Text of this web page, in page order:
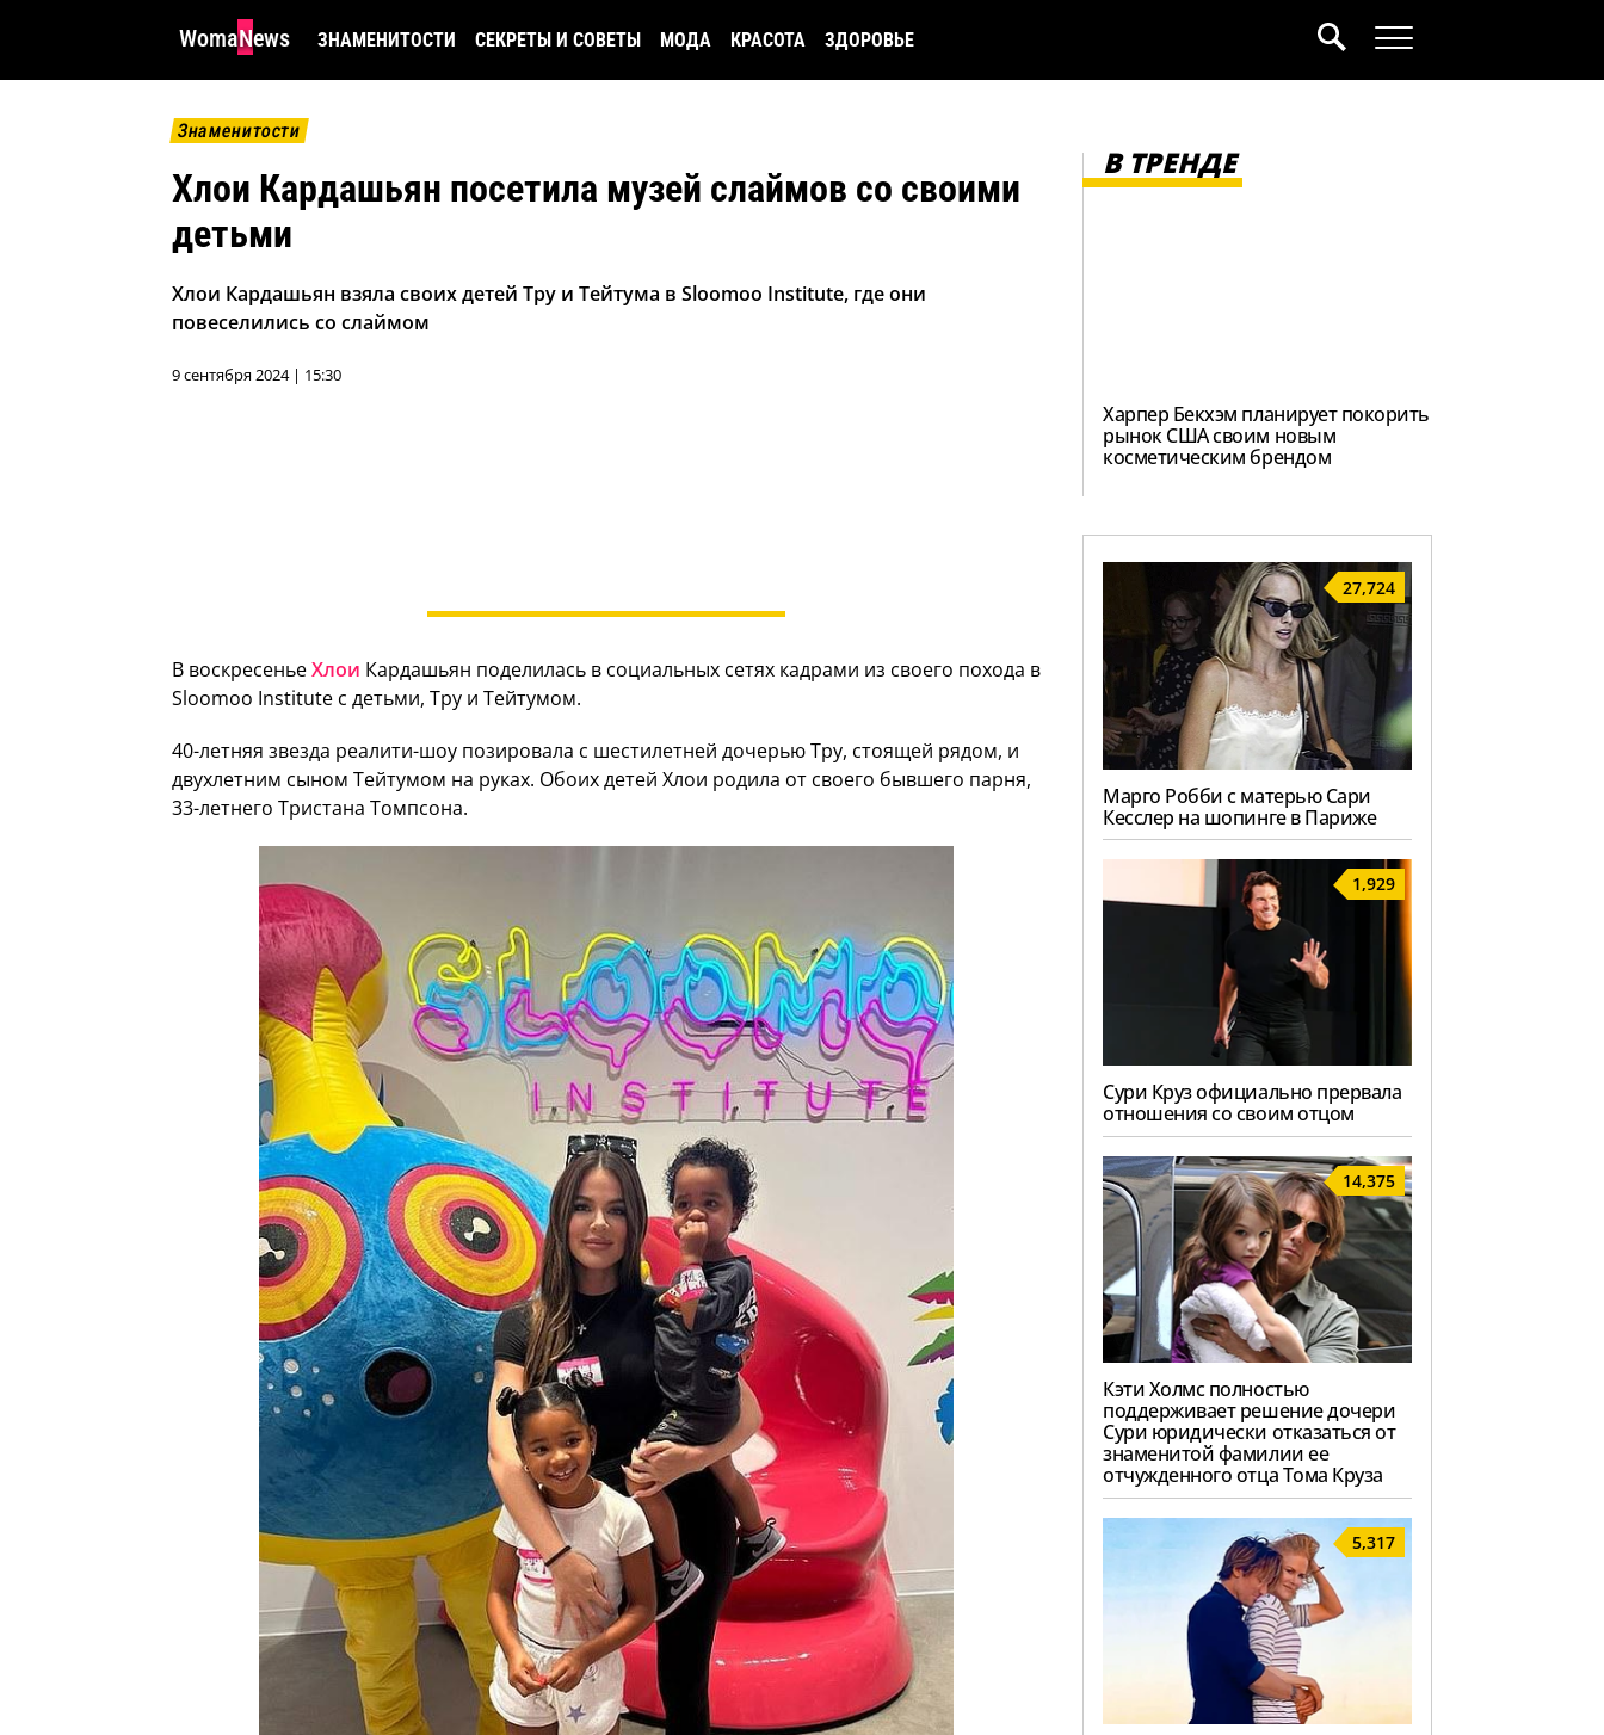
WomaNews ЗНАМЕНИТОСТИ СЕКРЕТЫ И СОВЕТЫ МОДА КРАСОТА ЗДОРОВЬЕ
Знаменитости
Хлои Кардашьян посетила музей слаймов со своими
детьми
Хлои Кардашьян взяла своих детей Тру и Тейтума в Sloomoo Institute, где они
повеселились со слаймом
9 сентября 2024 | 15:30
В воскресеньеХлои Кардашьян поделилась в социальных сетях кадрами из своего похода в
Sloomoo Institute с детьми, Тру и Тейтумом.
40-летняя звезда реалити-шоу позировала с шестилетней дочерью Тру, стоящей рядом, и
двухлетним сыном Тейтумом на руках. Обоих детей Хлои родила от своего бывшего парня,
33-летнего Тристана Томпсона.
В ТРЕНДЕ
Харпер Бекхэм планирует покорить
рынок США своим новым
косметическим брендом
27,724
Марго Робби с матерью Сари
Кесслер на шопинге в Париже
1,929
Сури Круз официально прервала
отношения со своим отцом
14,375
Кэти Холмс полностью
поддерживает решение дочери
Сури юридически отказаться от
знаменитой фамилии ее
отчужденного отца Тома Круза
5,317